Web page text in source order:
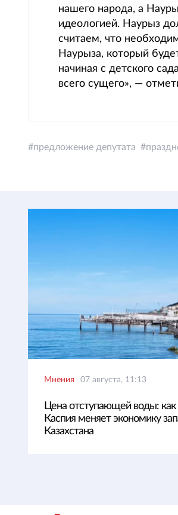
нашего народа, а
идеологией. Наурыз
считаем, что
Наурыза, который
начиная с детского
всего сущего», —
предложение депутата
Мнения 07 августа, 11:13
Цена отступающей воды:
Каспия меняет экономику
Казахстана